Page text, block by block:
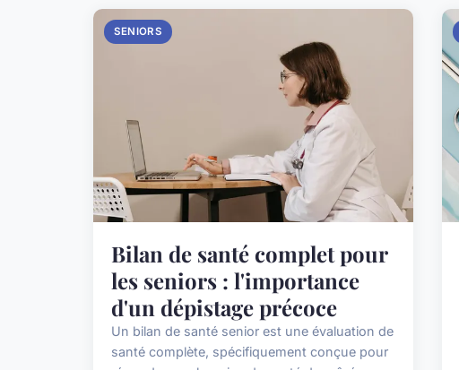
SENIORS
Bilan de santé complet pour
les seniors : l'importance
d'un dépistage précoce
Un bilan de santé senior est une évaluation de
santé complète, spécifiquement conçue pour